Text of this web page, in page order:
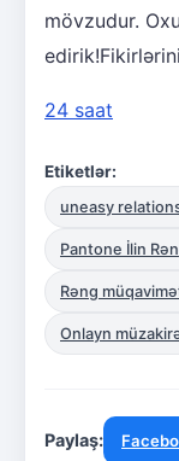
mövzudur.
24 saat
Etiketlər:
uneasy
Pantone İlin
Rəng
Onlayn
Paylaş: